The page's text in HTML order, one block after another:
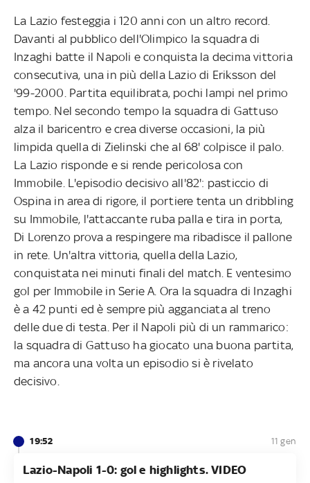
La Lazio festeggia i 120 anni con un altro record.
Davanti al pubblico dell'Olimpico la squadra di
Inzaghi batte il Napoli e conquista la decima vittoria
consecutiva, una in più della Lazio di Eriksson del
'99-2000. Partita equilibrata, pochi lampi nel primo
tempo. Nel secondo tempo la squadra di Gattuso
alza il baricentro e crea diverse occasioni, la più
limpida quella di Zielinski che al 68' colpisce il palo.
La Lazio risponde e si rende pericolosa con
Immobile. L'episodio decisivo all'82': pasticcio di
Ospina in area di rigore, il portiere tenta un dribbling
su Immobile, l'attaccante ruba palla e tira in porta,
Di Lorenzo prova a respingere ma ribadisce il pallone
in rete. Un'altra vittoria, quella della Lazio,
conquistata nei minuti finali del match. E ventesimo
gol per Immobile in Serie A. Ora la squadra di Inzaghi
è a 42 punti ed è sempre più agganciata al treno
delle due di testa. Per il Napoli più di un rammarico:
la squadra di Gattuso ha giocato una buona partita,
ma ancora una volta un episodio si è rivelato
decisivo.
19:52 11 gen
Lazio-Napoli 1-0: gol e highlights. VIDEO